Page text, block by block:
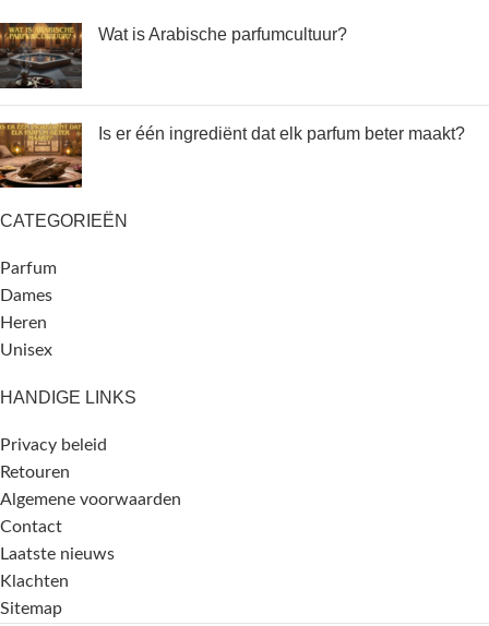
Wat is Arabische parfumcultuur?
Is er één ingrediënt dat elk parfum beter maakt?
CATEGORIEËN
Parfum
Dames
Heren
Unisex
HANDIGE LINKS
Privacy beleid
Retouren
Algemene voorwaarden
Contact
Laatste nieuws
Klachten
Sitemap